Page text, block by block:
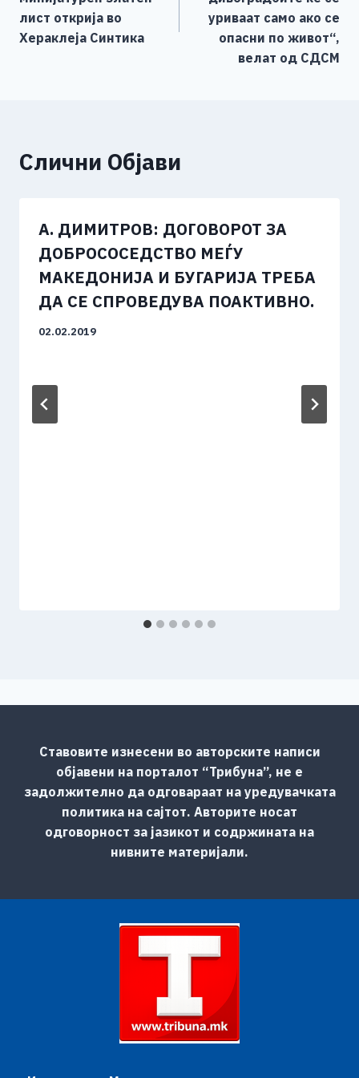
k
лист открија во
Хераклеја Синтика
уриваат само ако се
опасни по живот“,
велат од СДСМ
Слични Објави
А. ДИМИТРОВ: ДОГОВОРОТ ЗА
ДОБРОСОСЕДСТВО МЕЃУ
МАКЕДОНИЈА И БУГАРИЈА ТРЕБА
ДА СЕ СПРОВЕДУВА ПОАКТИВНО.
02.02.2019
Ставовите изнесени во авторските написи
објавени на порталот “Трибуна”, не е
задолжително да одговараат на уредувачката
политика на сајтот. Авторите носат
одговорност за јазикот и содржината на
нивните материјали.